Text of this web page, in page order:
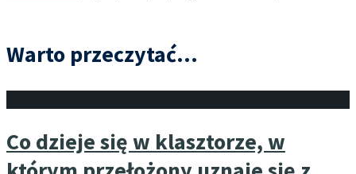
Warto przeczytać...
Co dzieje się w klasztorze, w